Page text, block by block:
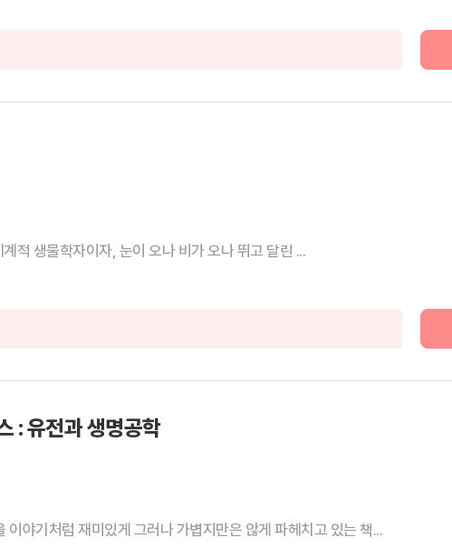
적 생물학자이자, 눈이 오나 비가 오나 뛰고 달린 ...
: 유전과 생명공학
야기처럼 재미있게 그러나 가볍지만은 않게 파헤치고 있는 책...